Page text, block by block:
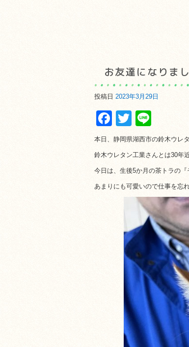
お友達になりま
投稿日 2023年3月29日
Facebook
Twitter
本日、静岡県湖西市の鈴木ウレ
鈴木ウレタン工業さんとは30年
今日は、生後5か月の茶トラの『
あまりにも可愛いので仕事を忘